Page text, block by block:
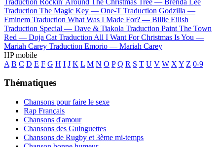
Traduction The Magic Key — One-T Traduction Godzilla —
Eminem Traduction What Was I Made For? — Billie Eilish
Traduction Special — Dave & Tiakola Traduction Paint The Town
Red — Doja Cat Traduction All I Want For Christmas Is You —
Mariah Carey Traduction Emorio — Mariah Carey
HP mobile
A B C D E F G H I J K L M N O P Q R S T U V W X Y Z 0-9
Thématiques
Chansons pour faire le sexe
Rap Français
Chansons d'amour
Chansons des Guinguettes
Chansons de Rugby et 3ème mi-temps